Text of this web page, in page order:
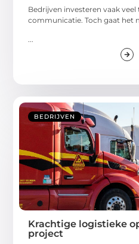
Bedrijven investeren vaak
communicatie. Toch gaat het
...
BEDRIJVEN
Krachtige logistieke
project